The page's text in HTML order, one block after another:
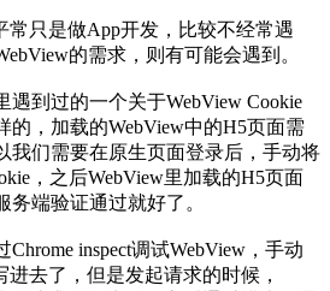
常只是做App开发，比较不经常遇
的需求，则有可能会遇到。
到过的一个关于WebView Cookie
的，加载的WebView中的H5页面需
我们需要在原生页面登录后，手动将
，之后WebView里加载的H5页面
务端验证通过就好了。
inspect调试WebView，手动
进去了，但是发起请求的时候，